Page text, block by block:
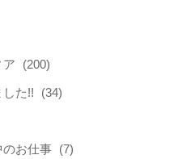
ア (200)
た!! (34)
のお仕事 (7)